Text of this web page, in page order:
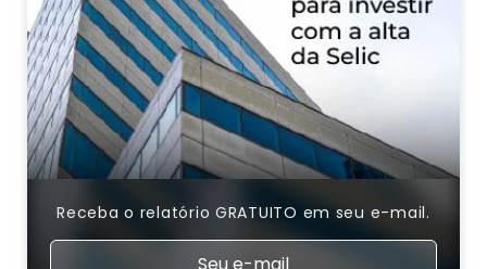
Receba o relatório GRATUITO em seu e-mail.